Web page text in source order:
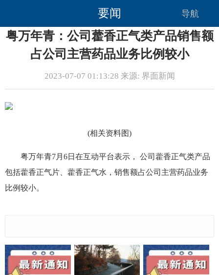
要闻 导航
粤万年青：公司藿香正气类产品销售额
占公司主营药品业务比例较小
2023-07-07 01:13:28 来源: 界面新闻
(相关资料图)
粤万年青7月6日在互动平台表示， 公司藿香正气类产品
包括藿香正气片、藿香正气水，销售额占公司主营药品业务
比例较小。